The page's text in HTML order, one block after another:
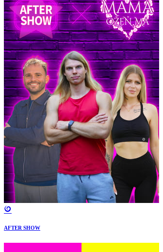
AFTER SHOW